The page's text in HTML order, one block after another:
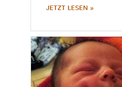
JETZT LESEN »